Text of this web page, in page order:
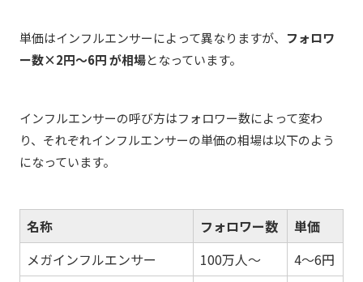
単価はインフルエンサーによって異なりますが、 フォロワ
ー数×2円〜6円 が相場となっています。
インフルエンサーの呼び方はフォロワー数によって変わ
り、それぞれインフルエンサーの単価の相場は以下のよう
になっています。
名称 フォロワー数
単価
メガインフルエンサー
100万人～
4～6円